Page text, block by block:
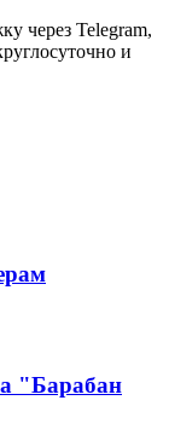
через Telegram,
и
"Барабан